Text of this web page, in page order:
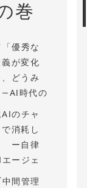
巻
優秀な
が変化
どうみ
時代の
のチャ
消耗し
ー自律
ージェ
間管理